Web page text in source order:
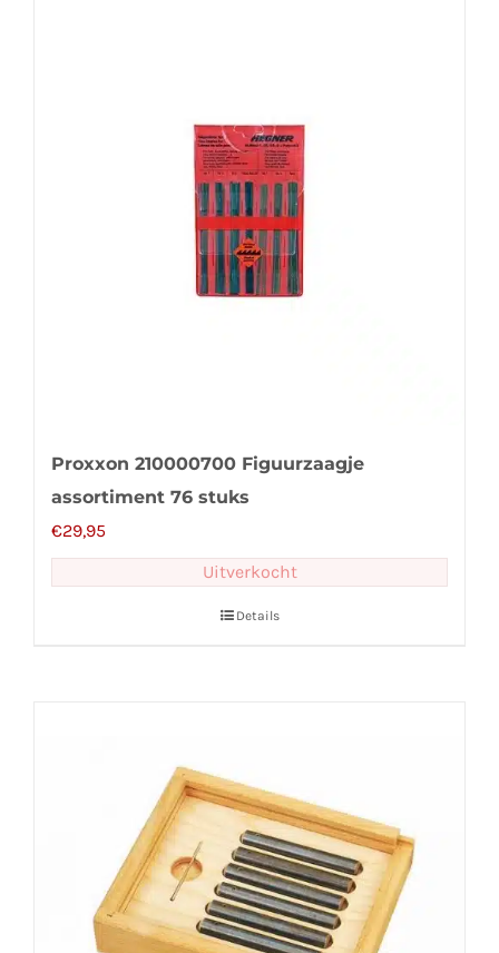
Proxxon 210000700 Figuurzaagje
assortiment 76 stuks
€29,95
Uitverkocht
Details